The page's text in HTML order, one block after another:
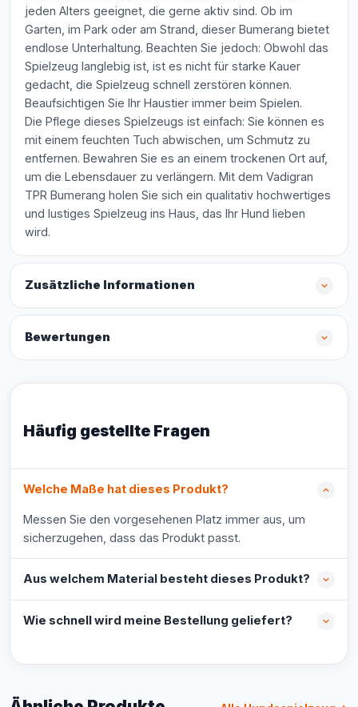
jeden Alters geeignet, die gerne aktiv sind. Ob im
Garten, im Park oder am Strand, dieser Bumerang bietet
endlose Unterhaltung. Beachten Sie jedoch: Obwohl das
Spielzeug langlebig ist, ist es nicht für starke Kauer
gedacht, die Spielzeug schnell zerstören können.
Beaufsichtigen Sie Ihr Haustier immer beim Spielen.
Die Pflege dieses Spielzeugs ist einfach: Sie können es
mit einem feuchten Tuch abwischen, um Schmutz zu
entfernen. Bewahren Sie es an einem trockenen Ort auf,
um die Lebensdauer zu verlängern. Mit dem Vadigran
TPR Bumerang holen Sie sich ein qualitativ hochwertiges
und lustiges Spielzeug ins Haus, das Ihr Hund lieben
wird.
Zusätzliche Informationen
Bewertungen
Häufig gestellte Fragen
Welche Maße hat dieses Produkt?
Messen Sie den vorgesehenen Platz immer aus, um
sicherzugehen, dass das Produkt passt.
Aus welchem Material besteht dieses Produkt?
Wie schnell wird meine Bestellung geliefert?